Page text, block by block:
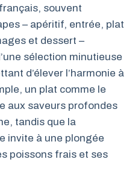
souvent
– apéritif, entrée, plat
et dessert –
sélection minutieuse
d’élever l’harmonie à
un plat comme le
aux saveurs profondes
tandis que la
invite à une plongée
poissons frais et ses